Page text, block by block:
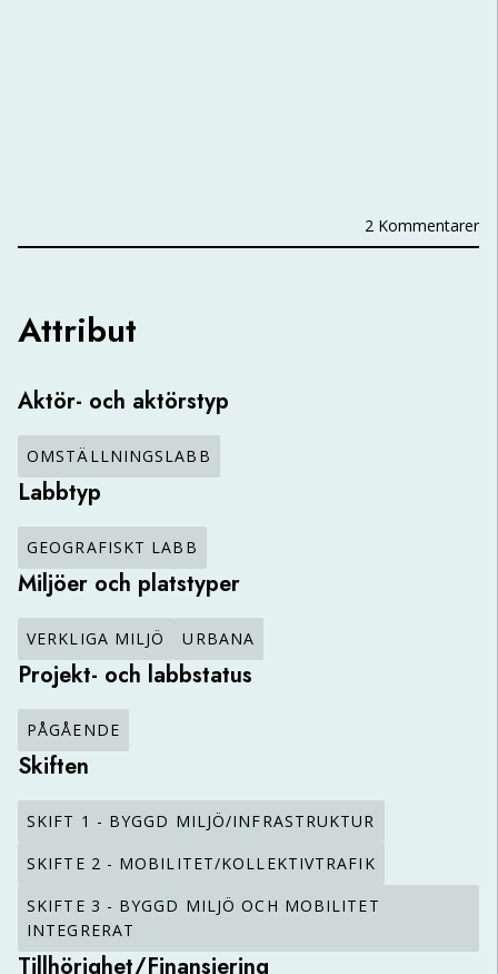
2 Kommentarer
Attribut
Aktör- och aktörstyp
OMSTÄLLNINGSLABB
Labbtyp
GEOGRAFISKT LABB
Miljöer och platstyper
VERKLIGA MILJÖ URBANA
Projekt- och labbstatus
PÅGÅENDE
Skiften
SKIFT 1 - BYGGD MILJÖ/INFRASTRUKTUR
SKIFTE 2 - MOBILITET/KOLLEKTIVTRAFIK
SKIFTE 3 - BYGGD MILJÖ OCH MOBILITET
INTEGRERAT
Tillhörighet/Finansiering